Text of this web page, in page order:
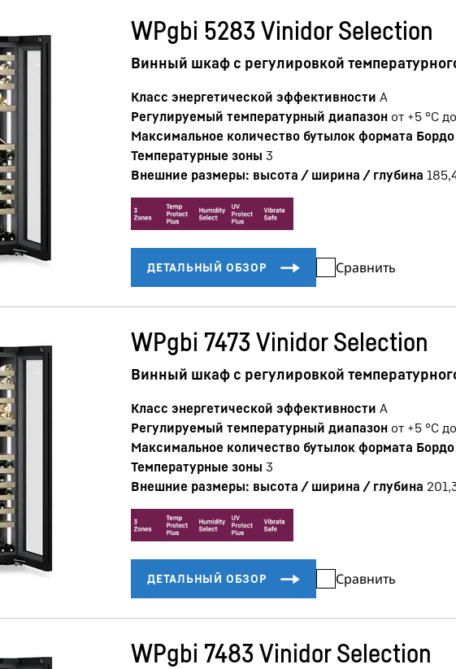
WPgbi 5283 Vinidor Selection
Винный шкаф с регулировкой
Класс энергетической эффективности A
Регулируемый температурный диапазон от +5 °C
Максимальное количество бутылок формата
Температурные зоны 3
Внешние размеры: высота / ширина / глубина
Сравнить
WPgbi 7473 Vinidor Selection
Винный шкаф с регулировкой
Класс энергетической эффективности A
Регулируемый температурный диапазон от +5 °C
Максимальное количество бутылок формата
Температурные зоны 3
Внешние размеры: высота / ширина / глубина
Сравнить
WPgbi 7483 Vinidor Selection